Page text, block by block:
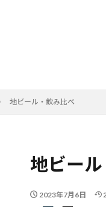
地ビール・飲み比べ
地ビー
2023年7月6日